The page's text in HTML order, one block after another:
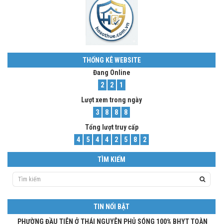
THỐNG KÊ WEBSITE
Đang Online
2
2
1
Lượt xem trong ngày
3
8 8
8
Tổng lượt truy cấp
4
5 4 4 2 5 8 2
TÌM KIẾM
TIN NỔI BẬT
PHƯỜNG ĐẦU TIÊN Ở THÁI NGUYÊN PHỦ SÓNG 100% BHYT TOÀN